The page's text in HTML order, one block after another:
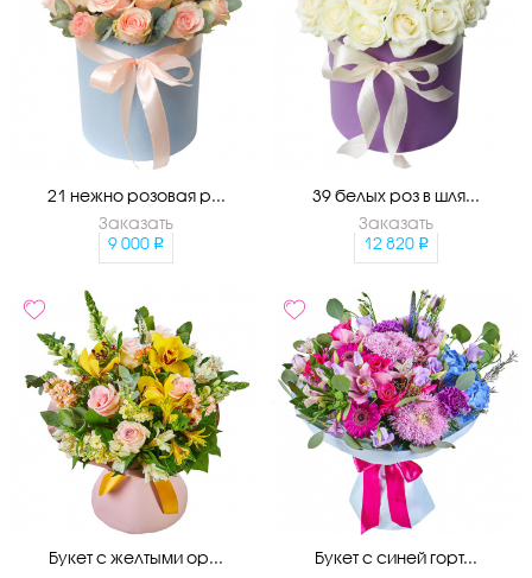
21 нежно розовая р...
Заказать
9 000
39 белых роз в шля...
Заказать
12 820
Букет с желтыми ор...
Букет с синей горт...